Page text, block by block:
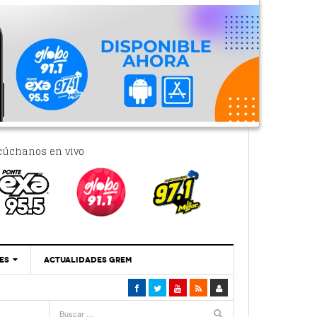
en vivo
‘Se Vale Soñar Con Una Contraloría Ciudadana’
ACTUALIDADES GREM